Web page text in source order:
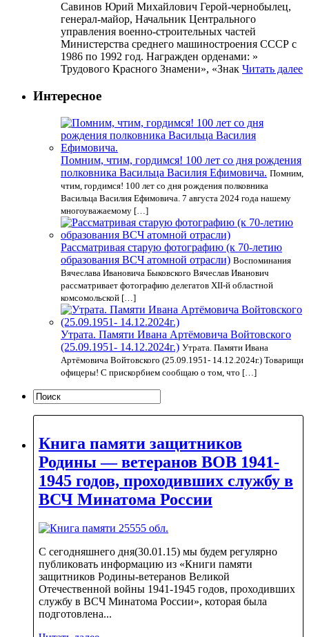
Савинов Юрий Михайлович Герой-чернобылец,
генерал-майор, Начальник Центрального
управления военно-строительных частей
Министерства среднего машиностроения СССР с
1986 по 1992 год. Награжден орденами: »
Трудового Красного Знамени», «Знак Читать далее
Интересное
Помним, чтим, гордимся! 100 лет со дня рождения
полковника Васильца Василия Ефимовича. Помним,
чтим, гордимся! 100 лет со дня рождения полковника
Васильца Василия Ефимовича. 7 августа 2024 года нашему
многоуважаемому […]
Рассматривая старую фотографию (к 70-летию
образования ВСЧ атомной отрасли) Воспоминания
Вячеслава Ивановича Быковского Вячеслав Иванович
рассматривает фотографию делегатов XII-й областной
комсомольской […]
Утрата. Памяти Ивана Артёмовича Войтовского
(25.09.1951- 14.12.2024г.) Утрата. Памяти Ивана
Артёмовича Войтовского (25.09.1951- 14.12.2024г.) Товарищи
офицеры! С прискорбием сообщаю о том, что […]
Книга памяти защитников
Родины — ветеранов ВОВ 1941-
1945 годов, проходивших службу в
ВСЧ Минатома России
С сегодняшнего дня(30.01.15) мы будем регулярно
публиковать информацию из «Книги памяти
защитников Родины-ветеранов Великой
Отечественной войны 1941-1945 годов, проходивших
службу в ВСЧ Минатома России», которая была
подготовлена...